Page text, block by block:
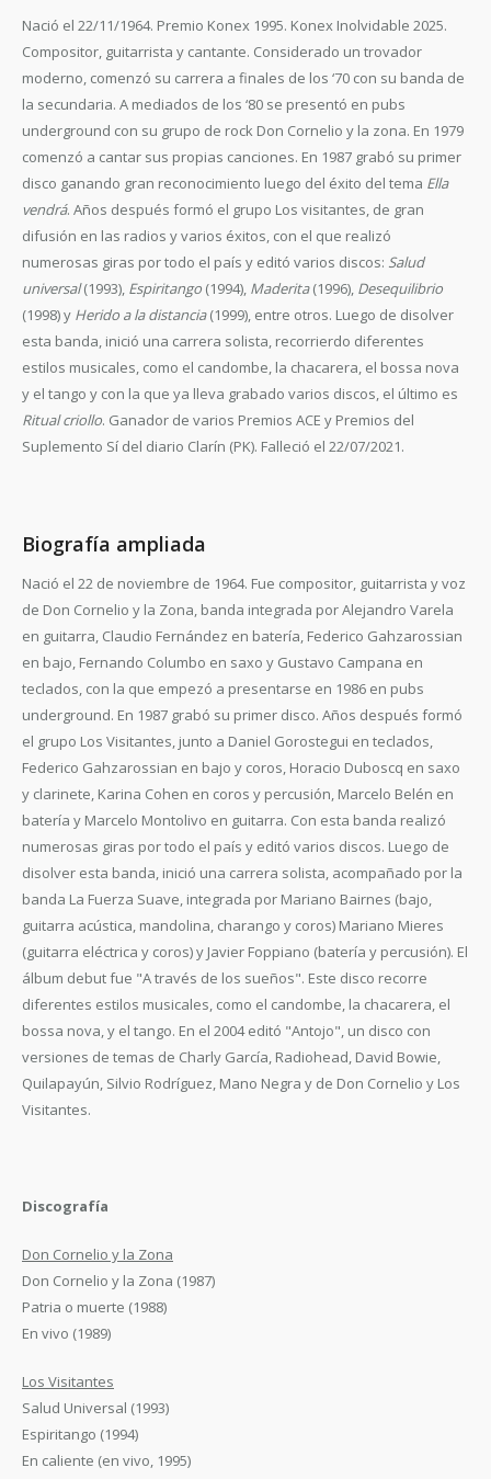
Nació el 22/11/1964. Premio Konex 1995. Konex Inolvidable 2025.
Compositor, guitarrista y cantante. Considerado un trovador
moderno, comenzó su carrera a finales de los ‘70 con su banda de
la secundaria. A mediados de los ‘80 se presentó en pubs
underground con su grupo de rock Don Cornelio y la zona. En 1979
comenzó a cantar sus propias canciones. En 1987 grabó su primer
disco ganando gran reconocimiento luego del éxito del tema Ella
vendrá. Años después formó el grupo Los visitantes, de gran
difusión en las radios y varios éxitos, con el que realizó
numerosas giras por todo el país y editó varios discos: Salud
universal(1993), Espiritango (1994), Maderita(1996), Desequilibrio
(1998) y Herido a la distancia(1999), entre otros. Luego de disolver
esta banda, inició una carrera solista, recorrierdo diferentes
estilos musicales, como el candombe, la chacarera, el bossa nova
y el tango y con la que ya lleva grabado varios discos, el último es
Ritual criollo. Ganador de varios Premios ACE y Premios del
Suplemento Sí del diario Clarín (PK). Falleció el 22/07/2021.
Biografía ampliada
Nació el 22 de noviembre de 1964. Fue compositor, guitarrista y voz
de Don Cornelio y la Zona, banda integrada por Alejandro Varela
en guitarra, Claudio Fernández en batería, Federico Gahzarossian
en bajo, Fernando Columbo en saxo y Gustavo Campana en
teclados, con la que empezó a presentarse en 1986 en pubs
underground. En 1987 grabó su primer disco. Años después formó
el grupo Los Visitantes, junto a Daniel Gorostegui en teclados,
Federico Gahzarossian en bajo y coros, Horacio Duboscq en saxo
y clarinete, Karina Cohen en coros y percusión, Marcelo Belén en
batería y Marcelo Montolivo en guitarra. Con esta banda realizó
numerosas giras por todo el país y editó varios discos. Luego de
disolver esta banda, inició una carrera solista, acompañado por la
banda La Fuerza Suave, integrada por Mariano Bairnes (bajo,
guitarra acústica, mandolina, charango y coros) Mariano Mieres
(guitarra eléctrica y coros) y Javier Foppiano (batería y percusión). El
álbum debut fue "A través de los sueños". Este disco recorre
diferentes estilos musicales, como el candombe, la chacarera, el
bossa nova, y el tango. En el 2004 editó "Antojo", un disco con
versiones de temas de Charly García, Radiohead, David Bowie,
Quilapayún, Silvio Rodríguez, Mano Negra y de Don Cornelio y Los
Visitantes.
Discografía
Don Cornelio y la Zona
Don Cornelio y la Zona (1987)
Patria o muerte (1988)
En vivo (1989)
Los Visitantes
Salud Universal (1993)
Espiritango (1994)
En caliente (en vivo, 1995)